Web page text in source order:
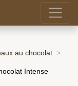
au chocolat
Intense